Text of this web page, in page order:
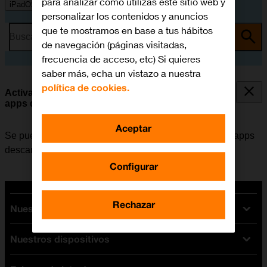
iPadOS 18
Busca por problema o tema
Activar o desactivar el permiso de rastreo en las
apps descargadas
Se puede activar o desactivar el permiso para que las apps
descargadas rastreen la actividad del usuario.
Nuestras tarifas
Tarifas Orange
Tarifas fibra y móvil
Nuestros dispositivos
personalizar los contenidos y anuncios
que te mostramos en base a tus hábitos
de navegación (páginas visitadas,
frecuencia de acceso, etc) Si quieres
saber más, echa un vistazo a nuestra
política de cookies.
Configurar
Rechazar
Aceptar